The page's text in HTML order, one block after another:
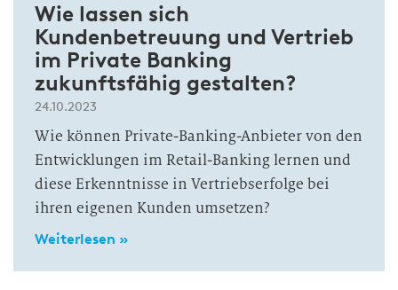
Wie lassen sich
Kundenbetreuung und Vertrieb
im Private Banking
zukunftsfähig gestalten?
24.10.2023
Wie können Private-Banking-Anbieter von den
Entwicklungen im Retail-Banking lernen und
diese Erkenntnisse in Vertriebserfolge bei
ihren eigenen Kunden umsetzen?
Weiterlesen »